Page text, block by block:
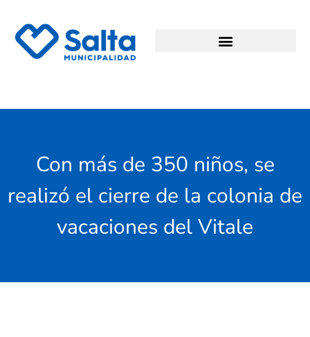
Con más de 350 niños, se
realizó el cierre de la colonia de
vacaciones del Vitale